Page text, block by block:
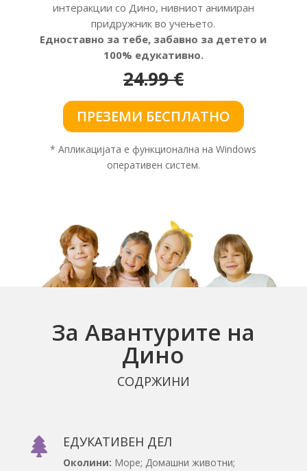
интеракции со Дино, нивниот анимиран
придружник во учењето.
Едноставно за тебе, забавно за детето и
100% едукативно.
24.99 €
ПРЕЗЕМИ БЕСПЛАТНО
* Апликацијата е функционална на Windows
оперативен систем.
За Авантурите на
Дино
СОДРЖИНИ
 ЕДУКАТИВЕН ДЕЛ
Околини: Море; Домашни животни;